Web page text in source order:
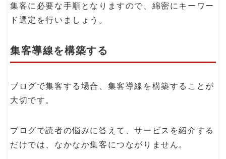
集客に必要な手順となりますので、綿密にキーワー
ド選定を行いましょう。
集客導線を構築する
ブログで集客する場合、集客導線を構築することが
大切です。
ブログで読者の悩みに答えて、サービスを紹介する
だけでは、なかなか集客につながりません。